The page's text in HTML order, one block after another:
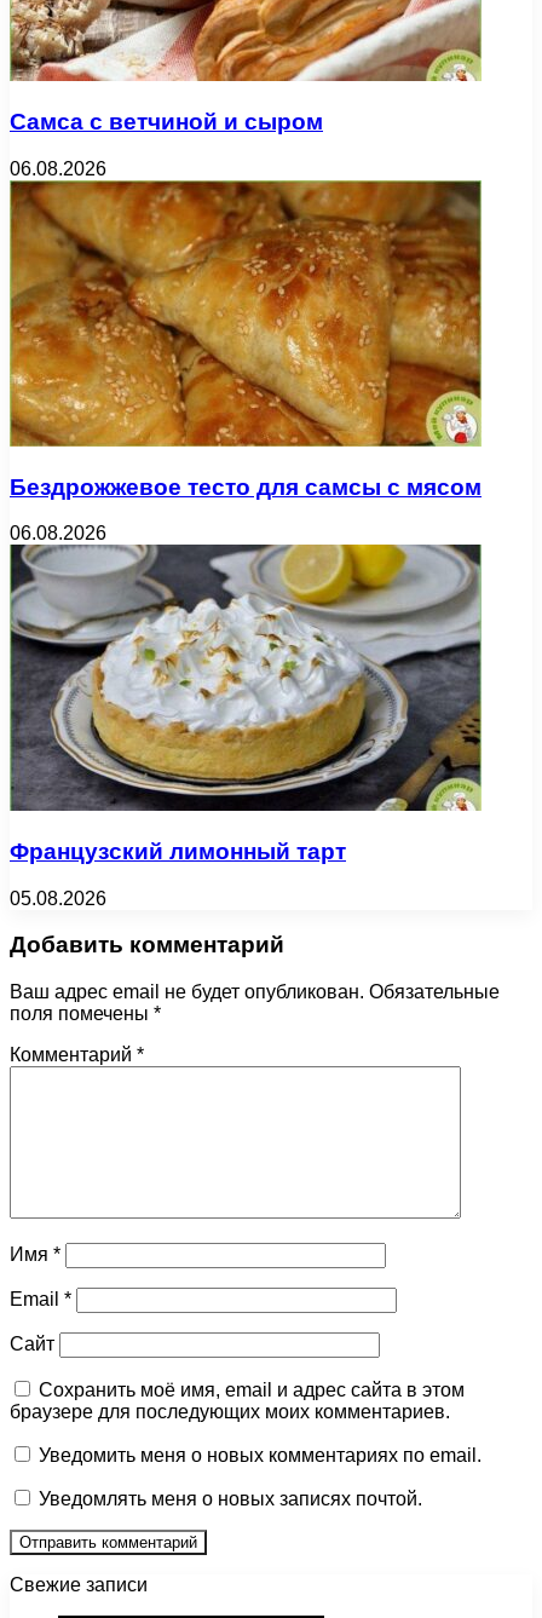
Самса с ветчиной и сыром
06.08.2026
Бездрожжевое тесто для самсы с мясом
06.08.2026
Французский лимонный тарт
05.08.2026
Добавить комментарий
Ваш адрес email не будет опубликован. Обязательные
поля помечены *
Комментарий *
Имя *
Email *
Сайт
Сохранить моё имя, email и адрес сайта в этом
браузере для последующих моих комментариев.
Уведомить меня о новых комментариях по email.
Уведомлять меня о новых записях почтой.
Свежие записи